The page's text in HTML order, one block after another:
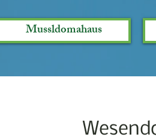
Mussldomahaus